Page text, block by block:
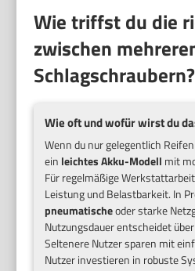
Wie triffst du die
zwischen
Schlagschraubern?
Wie oft und wofür wirst du
Wenn du nur gelegentlich
ein leichtes Akku-Modell mit
Für regelmäßige
Leistung und Belastbarkeit. In
pneumatischeoder starke
Nutzungsdauer entscheidet
Seltenere Nutzer sparen mit
Nutzer investieren in robuste